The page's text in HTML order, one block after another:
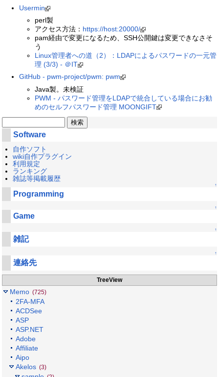
Usermin
perl製
アクセス方法： https://host:20000/
pam経由で変更になるため、SSH公開鍵は変更できなさそ
う
Linux管理者への道（2）：LDAPによるパスワードの一元管
理 (3/3) - ＠IT
GitHub - pwm-project/pwm: pwm
Java製。未検証
PWM - パスワード管理をLDAPで統合している場合にお勧
めのセルフパスワード管理 MOONGIFT
Software
自作ソフト
wiki自作プラグイン
利用規定
ランキング
雑誌等掲載履歴
↑
Programming
↑
Game
↑
雑記
↑
連絡先
TreeView
Memo (725)
2FA-MFA
ACDSee
ASP
ASP.NET
Adobe
Affiliate
Aipo
Akelos (3)